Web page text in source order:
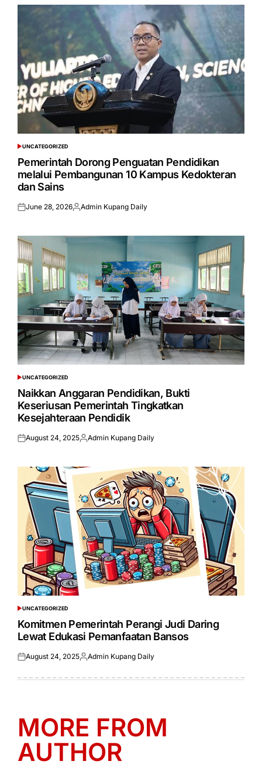
POSTED
IN
UNCATEGORIZED
Pemerintah Dorong Penguatan Pendidikan
melalui Pembangunan 10 Kampus Kedokteran
dan Sains
Posted
June 28, 2026Posted
Admin Kupang Daily
POSTED
IN
UNCATEGORIZED
Naikkan Anggaran Pendidikan, Bukti
Keseriusan Pemerintah Tingkatkan
Kesejahteraan Pendidik
Posted
August 24, 2025Posted
Admin Kupang Daily
POSTED
IN
UNCATEGORIZED
Komitmen Pemerintah Perangi Judi Daring
Lewat Edukasi Pemanfaatan Bansos
Posted
August 24, 2025Posted
Admin Kupang Daily
MORE FROM
AUTHOR